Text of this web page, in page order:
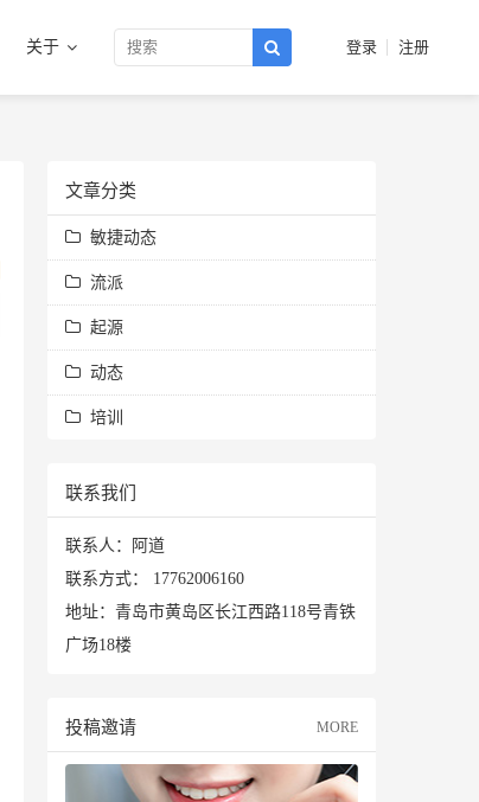
关于 登录 注册
文章分类
敏捷动态
流派
起源
动态
培训
联系我们
联系人：阿道
联系方式： 17762006160
地址：青岛市黄岛区长江西路118号青铁
广场18楼
投稿邀请 MORE